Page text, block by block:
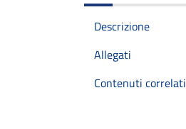
Descrizione
Allegati
Contenuti correlati